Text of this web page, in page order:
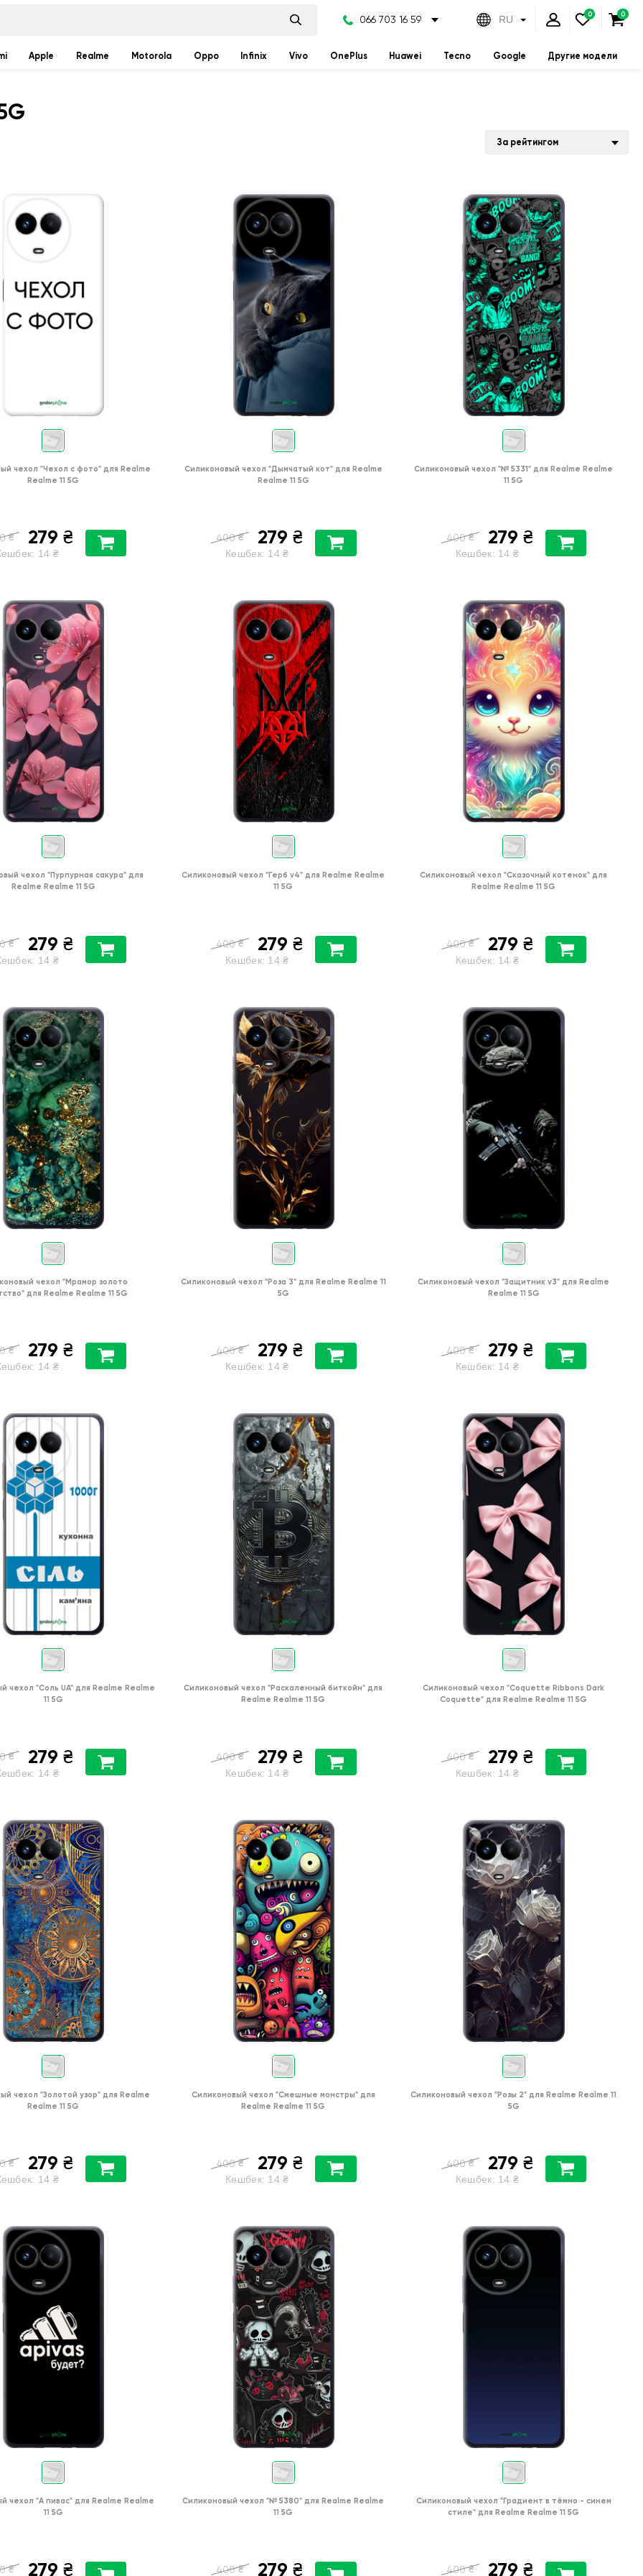
066 703 16 59 RU
Apple Realme Motorola Oppo Infinix Vivo OnePlus Huawei Tecno Google Другие модели
За рейтингом
чехол "Чехол с фото" для Realme
Realme 11 5G
₴ 279 ₴
14 ₴
Силиконовый чехол "Дымчатый кот" для Realme
Realme 11 5G
400 ₴ 279 ₴
Кешбек: 14 ₴
Силиконовый чехол "№ 5331" для Realme Realme
11 5G
400 ₴ 279 ₴
Кешбек: 14 ₴
чехол "Пурпурная сакура" для
Realme Realme 11 5G
₴ 279 ₴
14 ₴
Силиконовый чехол "Герб v4" для Realme Realme
11 5G
400 ₴ 279 ₴
Кешбек: 14 ₴
Силиконовый чехол "Сказочный котенок" для
Realme Realme 11 5G
400 ₴ 279 ₴
Кешбек: 14 ₴
чехол "Мрамор золото
для Realme Realme 11 5G
₴ 279 ₴
14 ₴
Силиконовый чехол "Роза 3" для Realme Realme 11
5G
400 ₴ 279 ₴
Кешбек: 14 ₴
Силиконовый чехол "Защитник v3" для Realme
Realme 11 5G
400 ₴ 279 ₴
Кешбек: 14 ₴
чехол "Соль UA" для Realme Realme
11 5G
₴ 279 ₴
14 ₴
Силиконовый чехол "Раскаленный биткойн" для
Realme Realme 11 5G
400 ₴ 279 ₴
Кешбек: 14 ₴
Силиконовый чехол "Coquette Ribbons Dark
Coquette" для Realme Realme 11 5G
400 ₴ 279 ₴
Кешбек: 14 ₴
чехол "Золотой узор" для Realme
Realme 11 5G
₴ 279 ₴
14 ₴
Силиконовый чехол "Cмешные монстры" для
Realme Realme 11 5G
400 ₴ 279 ₴
Кешбек: 14 ₴
Силиконовый чехол "Розы 2" для Realme Realme 11
5G
400 ₴ 279 ₴
Кешбек: 14 ₴
чехол "А пивас" для Realme Realme
11 5G
₴ 279 ₴
Силиконовый чехол "№ 5380" для Realme Realme
11 5G
400 ₴ 279 ₴
Силиконовый чехол "Градиент в тёмно - синем
стиле" для Realme Realme 11 5G
400 ₴ 279 ₴